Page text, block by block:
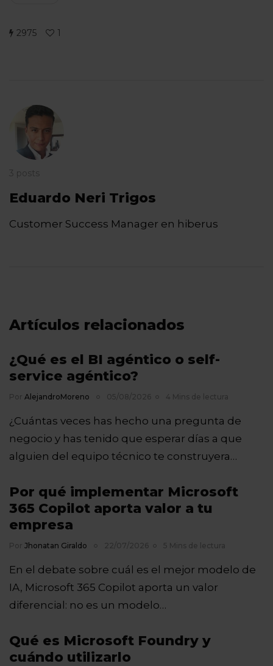
2975 1
3 posts
Eduardo Neri Trigos
Customer Success Manager en hiberus
Artículos relacionados
¿Qué es el BI agéntico o self-
service agéntico?
Por AlejandroMoreno 05/08/2026 4 Mins de lectura
¿Cuántas veces has hecho una pregunta de
negocio y has tenido que esperar días a que
alguien del equipo técnico te construyera…
Por qué implementar Microsoft
365 Copilot aporta valor a tu
empresa
Por Jhonatan Giraldo 22/07/2026 5 Mins de lectura
En el debate sobre cuál es el mejor modelo de
IA, Microsoft 365 Copilot aporta un valor
diferencial: no es un modelo…
Qué es Microsoft Foundry y
cuándo utilizarlo